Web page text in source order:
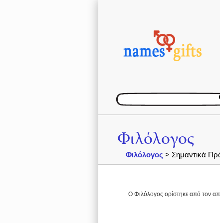
Φιλόλογος
Φιλόλογος > Σημαντικά
Ο Φιλόλογος ορίστηκε από τον